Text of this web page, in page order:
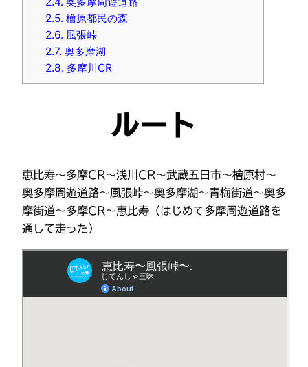
2.5. 檜原都民の森
2.6. 風張峠
2.7. 奥多摩湖
2.8. 多摩川CR
ルート
恵比寿〜多摩CR〜浅川CR〜武蔵五日市〜檜原村〜
奥多摩周遊道路〜風張峠〜奥多摩湖〜青梅街道〜奥多
摩街道〜多摩CR〜恵比寿（はじめて多摩周遊道路を
通して走った）